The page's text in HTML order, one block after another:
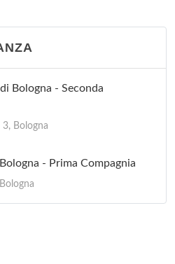
Bologna - Seconda
Bologna
- Prima Compagnia